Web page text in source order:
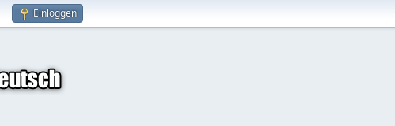
Einloggen